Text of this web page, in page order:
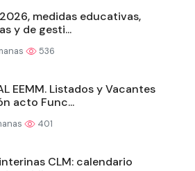
medidas educativas,
y de gesti...
536
EEMM. Listados y Vacantes
acto Func...
401
CLM: calendario